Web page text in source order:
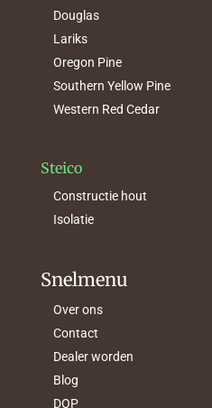
Douglas
Lariks
Oregon Pine
Southern Yellow Pine
Western Red Cedar
Steico
Constructie hout
Isolatie
Snelmenu
Over ons
Contact
Dealer worden
Blog
DOP